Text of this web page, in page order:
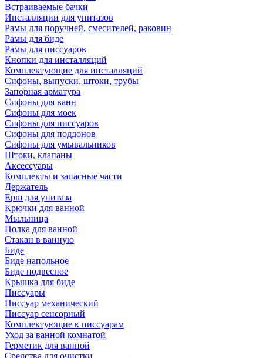
Встраиваемые бачки
Инсталляции для унитазов
Рамы для поручней, смесителей, раковин
Рамы для биде
Рамы для писсуаров
Кнопки для инсталляций
Комплектующие для инсталляций
Сифоны, выпуски, штоки, трубы
Запорная арматура
Сифоны для ванн
Сифоны для моек
Сифоны для писсуаров
Сифоны для поддонов
Сифоны для умывальников
Штоки, клапаны
Аксессуары
Комплекты и запасные части
Держатель
Ерш для унитаза
Крючки для ванной
Мыльница
Полка для ванной
Стакан в ванную
Биде
Биде напольное
Биде подвесное
Крышка для биде
Писсуары
Писсуар механический
Писсуар сенсорный
Комплектующие к писсуарам
Уход за ванной комнатой
Герметик для ванной
Средства для очистки